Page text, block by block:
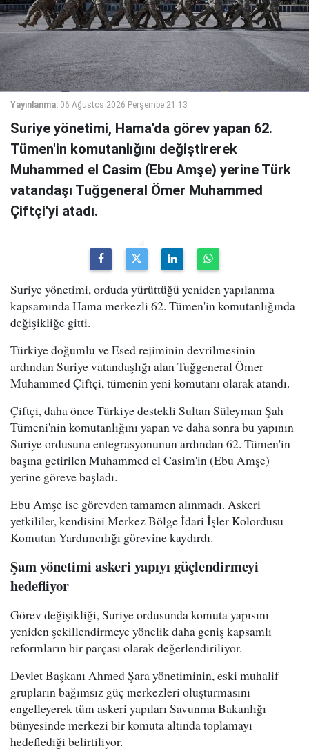
Yayınlanma: 06 Ağustos 2026 Perşembe 21:13
Suriye yönetimi, Hama'da görev yapan 62.
Tümen'in komutanlığını değiştirerek
Muhammed el Casim (Ebu Amşe) yerine Türk
vatandaşı Tuğgeneral Ömer Muhammed
Çiftçi'yi atadı.
Suriye yönetimi, orduda yürüttüğü yeniden yapılanma
kapsamında Hama merkezli 62. Tümen'in komutanlığında
değişikliğe gitti.
Türkiye doğumlu ve Esed rejiminin devrilmesinin
ardından Suriye vatandaşlığı alan Tuğgeneral Ömer
Muhammed Çiftçi, tümenin yeni komutanı olarak atandı.
Çiftçi, daha önce Türkiye destekli Sultan Süleyman Şah
Tümeni'nin komutanlığını yapan ve daha sonra bu yapının
Suriye ordusuna entegrasyonunun ardından 62. Tümen'in
başına getirilen Muhammed el Casim'in (Ebu Amşe)
yerine göreve başladı.
Ebu Amşe ise görevden tamamen alınmadı. Askeri
yetkililer, kendisini Merkez Bölge İdari İşler Kolordusu
Komutan Yardımcılığı görevine kaydırdı.
Şam yönetimi askeri yapıyı güçlendirmeyi
hedefliyor
Görev değişikliği, Suriye ordusunda komuta yapısını
yeniden şekillendirmeye yönelik daha geniş kapsamlı
reformların bir parçası olarak değerlendiriliyor.
Devlet Başkanı Ahmed Şara yönetiminin, eski muhalif
grupların bağımsız güç merkezleri oluşturmasını
engelleyerek tüm askeri yapıları Savunma Bakanlığı
bünyesinde merkezi bir komuta altında toplamayı
hedeflediği belirtiliyor.